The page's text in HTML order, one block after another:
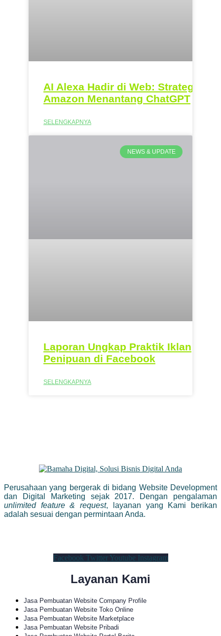
AI Alexa Hadir di Web: Strategi
Amazon Menantang ChatGPT
SELENGKAPNYA
NEWS & UPDATE
Laporan Ungkap Praktik Iklan
Penipuan di Facebook
SELENGKAPNYA
Perusahaan yang bergerak di bidang Website Development
dan Digital Marketing sejak 2017. Dengan pengalaman
unlimited feature & request, layanan yang Kami berikan
adalah sesuai dengan permintaan Anda.
Facebook Twitter Youtube Instagram
Layanan Kami
Jasa Pembuatan Website Company Profile
Jasa Pembuatan Website Toko Online
Jasa Pembuatan Website Marketplace
Jasa Pembuatan Website Pribadi